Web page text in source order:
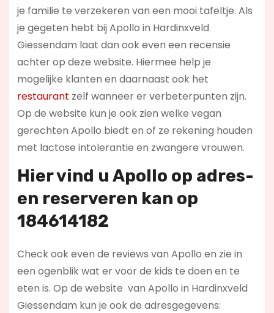
je familie te verzekeren van een mooi tafeltje. Als
je gegeten hebt bij Apollo in Hardinxveld
Giessendam laat dan ook even een recensie
achter op deze website. Hiermee help je
mogelijke klanten en daarnaast ook het
restaurant zelf wanneer er verbeterpunten zijn.
Op de website kun je ook zien welke vegan
gerechten Apollo biedt en of ze rekening houden
met lactose intolerantie en zwangere vrouwen.
Hier vind u Apollo op adres-
en reserveren kan op
184614182
Check ook even de reviews van Apollo en zie in
een ogenblik wat er voor de kids te doen en te
eten is. Op de website van Apollo in Hardinxveld
Giessendam kun je ook de adresgegevens: